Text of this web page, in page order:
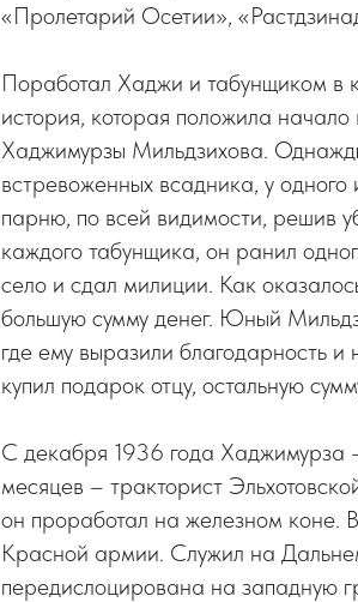
«Пролетарий Осетии»,
Поработал Хаджи и табунщиком в
история, которая положила
Хаджимурзы Мильдзихова.
встревоженных всадника, у
парню, по всей видимости, решив
каждого табунщика, он ранил
село и сдал милиции. Как
большую сумму денег. Юный
где ему выразили благодарность
купил подарок отцу, остальную
С декабря 1936 года Хаджимурза
месяцев – тракторист
он проработал на железном коне.
Красной армии. Служил на
передислоцирована на западную